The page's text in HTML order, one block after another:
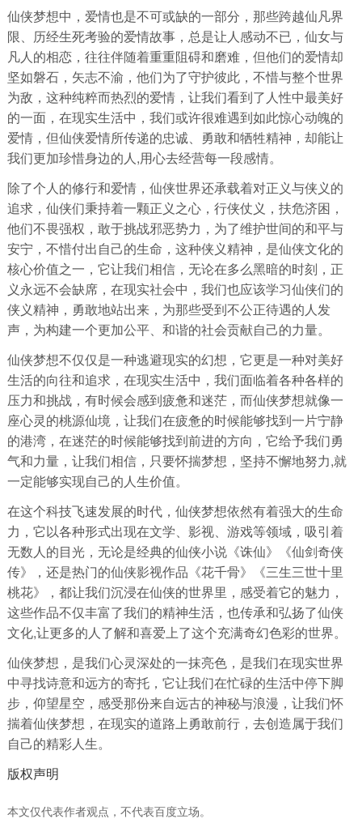
仙侠梦想中，爱情也是不可或缺的一部分，那些跨越仙凡界
限、历经生死考验的爱情故事，总是让人感动不已，仙女与
凡人的相恋，往往伴随着重重阻碍和磨难，但他们的爱情却
坚如磐石，矢志不渝，他们为了守护彼此，不惜与整个世界
为敌，这种纯粹而热烈的爱情，让我们看到了人性中最美好
的一面，在现实生活中，我们或许很难遇到如此惊心动魄的
爱情，但仙侠爱情所传递的忠诚、勇敢和牺牲精神，却能让
我们更加珍惜身边的人,用心去经营每一段感情。
除了个人的修行和爱情，仙侠世界还承载着对正义与侠义的
追求，仙侠们秉持着一颗正义之心，行侠仗义，扶危济困，
他们不畏强权，敢于挑战邪恶势力，为了维护世间的和平与
安宁，不惜付出自己的生命，这种侠义精神，是仙侠文化的
核心价值之一，它让我们相信，无论在多么黑暗的时刻，正
义永远不会缺席，在现实社会中，我们也应该学习仙侠们的
侠义精神，勇敢地站出来，为那些受到不公正待遇的人发
声，为构建一个更加公平、和谐的社会贡献自己的力量。
仙侠梦想不仅仅是一种逃避现实的幻想，它更是一种对美好
生活的向往和追求，在现实生活中，我们面临着各种各样的
压力和挑战，有时候会感到疲惫和迷茫，而仙侠梦想就像一
座心灵的桃源仙境，让我们在疲惫的时候能够找到一片宁静
的港湾，在迷茫的时候能够找到前进的方向，它给予我们勇
气和力量，让我们相信，只要怀揣梦想，坚持不懈地努力,就
一定能够实现自己的人生价值。
在这个科技飞速发展的时代，仙侠梦想依然有着强大的生命
力，它以各种形式出现在文学、影视、游戏等领域，吸引着
无数人的目光，无论是经典的仙侠小说《诛仙》《仙剑奇侠
传》，还是热门的仙侠影视作品《花千骨》《三生三世十里
桃花》，都让我们沉浸在仙侠的世界里，感受着它的魅力，
这些作品不仅丰富了我们的精神生活，也传承和弘扬了仙侠
文化,让更多的人了解和喜爱上了这个充满奇幻色彩的世界。
仙侠梦想，是我们心灵深处的一抹亮色，是我们在现实世界
中寻找诗意和远方的寄托，它让我们在忙碌的生活中停下脚
步，仰望星空，感受那份来自远古的神秘与浪漫，让我们怀
揣着仙侠梦想，在现实的道路上勇敢前行，去创造属于我们
自己的精彩人生。
版权声明
本文仅代表作者观点，不代表百度立场。